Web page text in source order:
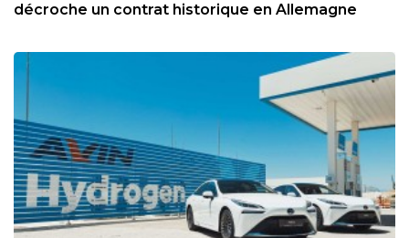
décroche un contrat historique en Allemagne